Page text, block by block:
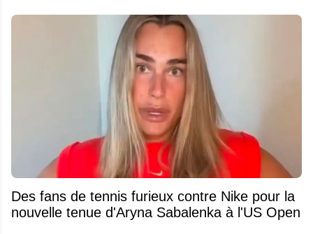
Des fans de tennis furieux contre Nike pour la
nouvelle tenue d'Aryna Sabalenka à l'US Open